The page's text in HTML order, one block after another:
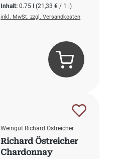
Inhalt:0.75 l(21,33 € / 1 l)
inkl. MwSt. zzgl. Versandkosten
Weingut Richard Östreicher
Richard Östreicher
Chardonnay